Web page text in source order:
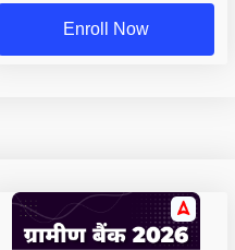
Enroll Now